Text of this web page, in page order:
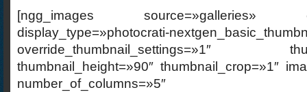
[ngg_images source=»galleries»
display_type=»photocrati-
override_thumbnail_settings=»1″
thumbnail_height=»90″ thumbnail_crop=»1″
number_of_columns=»5″